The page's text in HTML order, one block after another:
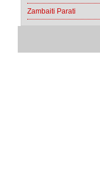
Zambaiti Parati